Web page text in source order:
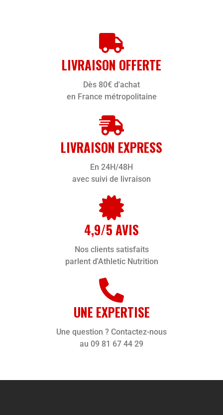
LIVRAISON OFFERTE
Dès 80€ d'achat
en France métropolitaine
LIVRAISON EXPRESS
En 24H/48H
avec suivi de livraison
4,9/5 AVIS
Nos clients satisfaits
parlent d'Athletic Nutrition
UNE EXPERTISE
Une question ? Contactez-nous
au 09 81 67 44 29